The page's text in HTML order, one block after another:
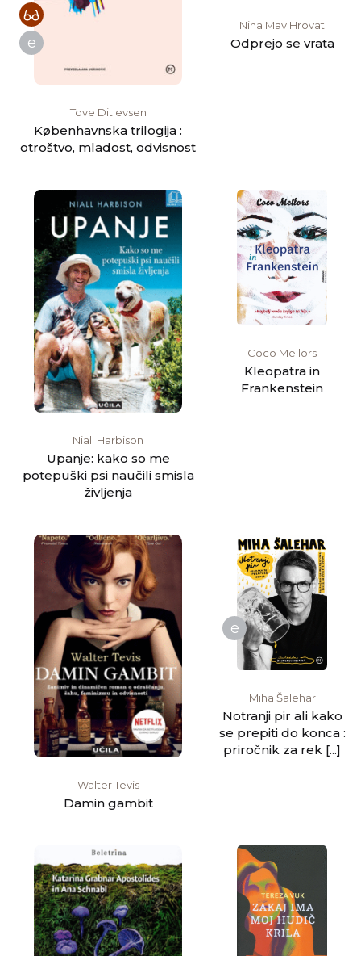
e
Tove Ditlevsen
Københavnska trilogija :
otroštvo, mladost, odvisnost
Nina Mav Hrovat
Odprejo se vrata
Niall Harbison
Upanje: kako so me
potepuški psi naučili smisla
življenja
Coco Mellors
Kleopatra in
Frankenstein
Walter Tevis
Damin gambit
e
Miha Šalehar
Notranji pir ali kako
se prepiti do konca :
priročnik za rek [...]